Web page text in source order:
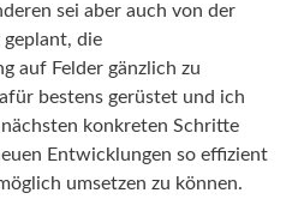
sei aber auch von der
geplant, die
auf Felder gänzlich zu
bestens gerüstet und ich
konkreten Schritte
Entwicklungen so effizient
umsetzen zu können.